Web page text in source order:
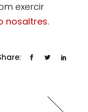
exercir
nosaltres.